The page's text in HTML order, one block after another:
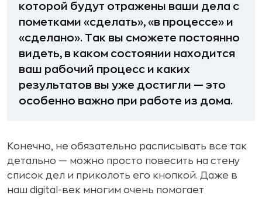
которой будут отражены ваши дела с
пометками «сделать», «в процессе» и
«сделано». Так вы сможете постоянно
видеть, в каком состоянии находится
ваш рабочий процесс и каких
результатов вы уже достигли — это
особенно важно при работе из дома.
Конечно, не обязательно расписывать все так
детально — можно просто повесить на стену
список дел и приколоть его кнопкой. Даже в
наш digital-век многим очень помогает